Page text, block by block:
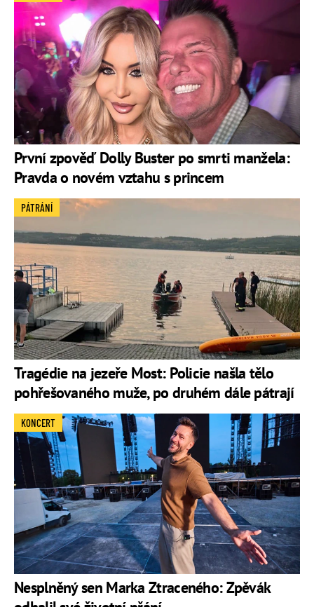
První zpověď Dolly Buster po smrti manžela:
Pravda o novém vztahu s princem
Tragédie na jezeře Most: Policie našla tělo
pohřešovaného muže, po druhém dále pátrají
PÁTRÁNÍ
Nesplněný sen Marka Ztraceného: Zpěvák
KONCERT